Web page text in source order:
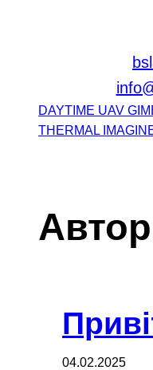
DAYTIME UAV
THERMAL
04.02.2025